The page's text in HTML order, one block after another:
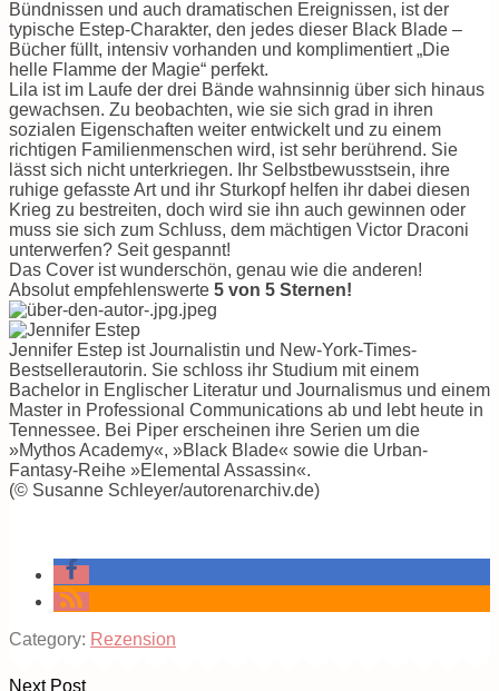
Bündnissen und auch dramatischen Ereignissen, ist der
typische Estep-Charakter, den jedes dieser Black Blade –
Bücher füllt, intensiv vorhanden und komplimentiert „Die
helle Flamme der Magie“ perfekt.
Lila ist im Laufe der drei Bände wahnsinnig über sich hinaus
gewachsen. Zu beobachten, wie sie sich grad in ihren
sozialen Eigenschaften weiter entwickelt und zu einem
richtigen Familienmenschen wird, ist sehr berührend. Sie
lässt sich nicht unterkriegen. Ihr Selbstbewusstsein, ihre
ruhige gefasste Art und ihr Sturkopf helfen ihr dabei diesen
Krieg zu bestreiten, doch wird sie ihn auch gewinnen oder
muss sie sich zum Schluss, dem mächtigen Victor Draconi
unterwerfen? Seit gespannt!
Das Cover ist wunderschön, genau wie die anderen!
Absolut empfehlenswerte 5 von 5 Sternen!
Jennifer Estep ist Journalistin und New-York-Times-
Bestsellerautorin. Sie schloss ihr Studium mit einem
Bachelor in Englischer Literatur und Journalismus und einem
Master in Professional Communications ab und lebt heute in
Tennessee. Bei Piper erscheinen ihre Serien um die
»Mythos Academy«, »Black Blade« sowie die Urban-
Fantasy-Reihe »Elemental Assassin«.
(© Susanne Schleyer/autorenarchiv.de)
Category: Rezension
Next Post